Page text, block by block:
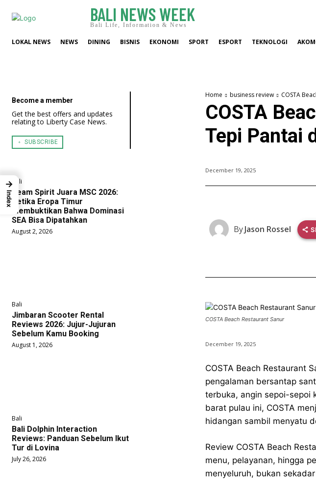
BALI NEWS WEEK
Bali Life, Information & News
LOKAL NEWS NEWS DINING BISNIS EKONOMI SPORT ESPORT TEKNOLOGI
Become a member
Get the best offers and updates
relating to Liberty Case News.
﹢ SUBSCRIBE
Bali
Team Spirit Juara MSC 2026:
Ketika Eropa Timur
Membuktikan Bahwa Dominasi
SEA Bisa Dipatahkan
August 2, 2026
Bali
Jimbaran Scooter Rental
Reviews 2026: Jujur-Jujuran
Sebelum Kamu Booking
August 1, 2026
Bali
Bali Dolphin Interaction
Reviews: Panduan Sebelum Ikut
Tur di Lovina
July 26, 2026
Home business review COSTA
COSTA
Tepi Pantai
December 19, 2025
ByJason Rossel
COSTA Beach Restaurant Sanur
December 19, 2025
COSTA Beach Restaurant
pengalaman bersantap
terbuka, angin sepoi-sepoi
barat pulau ini, COSTA
hidangan sambil menyatu
Review COSTA Beach
menu, pelayanan, hingga
menyeluruh, bukan
→
Index